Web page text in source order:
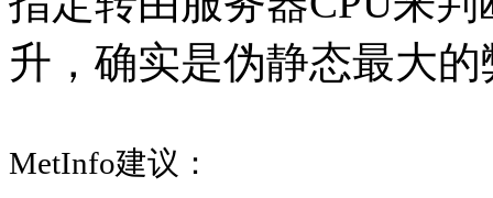
升，确实是伪静态最大的
MetInfo建议：